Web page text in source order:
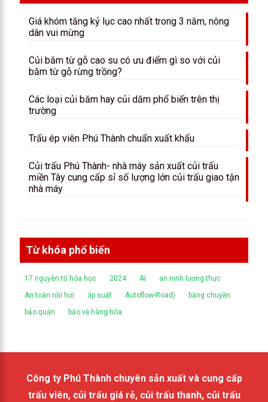
Giá khóm tăng kỷ lục cao nhất trong 3 năm, nông
dân vui mừng
Củi băm từ gỗ cao su có ưu điểm gì so với củi
băm từ gỗ rừng trồng?
Các loại củi băm hay củi dăm phổ biến trên thị
trường
Trấu ép viên Phú Thành chuẩn xuất khẩu
Củi trấu Phú Thành- nhà máy sản xuất củi trấu
miền Tây cung cấp sỉ số lượng lớn củi trấu giao tận
nhà máy
Từ khóa phổ biến
17 nguyên tố hóa học 2024 AI
an ninh lương thực
An toàn nồi hơi
áp suất Autoflow-Road)
băng chuyền
bảo quản
bảo vệ hàng hóa
Công ty Phú Thành chuyên sản xuất và cung cấp
trấu viên, củi trấu giá rẻ, củi trấu thanh, củi trấu